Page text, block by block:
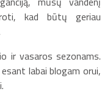
kad būtų geriau
ir vasaros sezonams.
labai blogam orui,